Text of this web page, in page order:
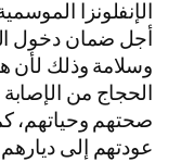
الإنفلونزا
أجل ضمان دخول
وسلامة وذلك لأن
الحجاج من
صحتهم وحياتهم،
عودتهم إلى